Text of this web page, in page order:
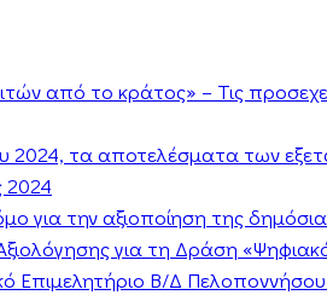
από το κράτος» – Τις
τα αποτελέσματα των
2024
για την αξιοποίηση της
για τη Δράση
Επιμελητήριο Β/Δ